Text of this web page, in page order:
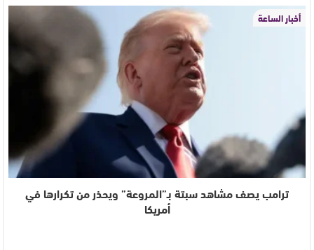
أخبار الساعة
ترامب يصف مشاهد سبتة بـ”المروعة” ويحذر من تكرارها في
أمريكا